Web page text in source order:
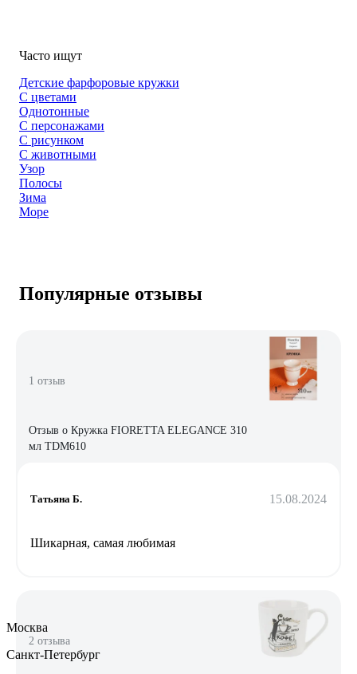
Часто ищут
Детские фарфоровые кружки
С цветами
Однотонные
С персонажами
С рисунком
С животными
Узор
Полосы
Зима
Море
Популярные отзывы
1 отзыв
Отзыв о Кружка FIORETTA ELEGANCE 310
мл TDM610
Татьяна Б. 15.08.2024
Шикарная, самая любимая
2 отзыва
Москва
Санкт-Петербург